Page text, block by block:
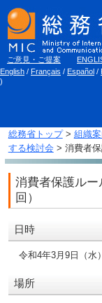
ご意見・ご提案
English / Français / Español /
)
総務省トップ> 組織
する検討会 > 消費者
消費者保護ル
回）
日時
令和4年3月9日（水
場所